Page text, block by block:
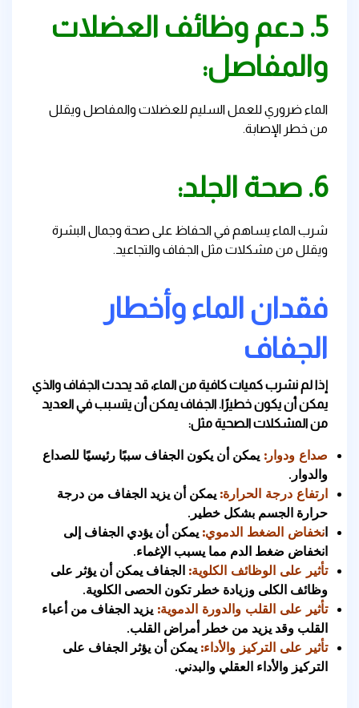
5. دعم وظائف العضلات
والمفاصل:
الماء ضروري للعمل السليم للعضلات والمفاصل ويقلل
من خطر الإصابة.
6. صحة الجلد:
شرب الماء يساهم في الحفاظ على صحة وجمال البشرة
ويقلل من مشكلات مثل الجفاف والتجاعيد.
فقدان الماء وأخطار
الجفاف
إذا لم نشرب كميات كافية من الماء، قد يحدث الجفاف والذي
يمكن أن يكون خطيرًا. الجفاف يمكن أن يتسبب في العديد
من المشكلات الصحية مثل:
صداع ودوار:يمكن أن يكون الجفاف سببًا رئيسيًا للصداع
والدوار.
ارتفاع درجة الحرارة:يمكن أن يزيد الجفاف من درجة
حرارة الجسم بشكل خطير.
انخفاض الضغط الدموي:يمكن أن يؤدي الجفاف إلى
انخفاض ضغط الدم مما يسبب الإغماء.
تأثير على الوظائف الكلوية: الجفاف يمكن أن يؤثر على
وظائف الكلى وزيادة خطر تكون الحصى الكلوية.
تأثير على القلب والدورة الدموية:يزيد الجفاف من أعباء
القلب وقد يزيد من خطر أمراض القلب.
تأثير على التركيز والأداء:يمكن أن يؤثر الجفاف على
التركيز والأداء العقلي والبدني.